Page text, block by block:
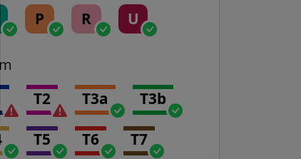
P R U
T2 T3a T3b
T5 T6 T7